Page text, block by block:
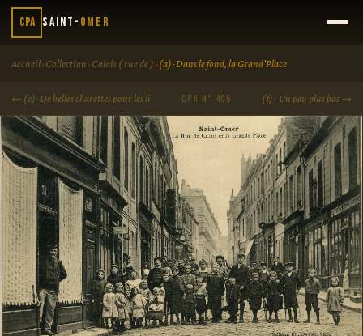
CPA Saint- Omer
Accueil›Collection ›Calais ( rue de ) ›(a)-Dans le fond, la Grand'Place
← (e)-De belles charettes pour les li CPA N° 406 (f)- Un peu plus bas →